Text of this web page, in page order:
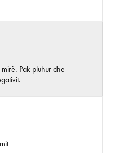
Pak pluhur dhe